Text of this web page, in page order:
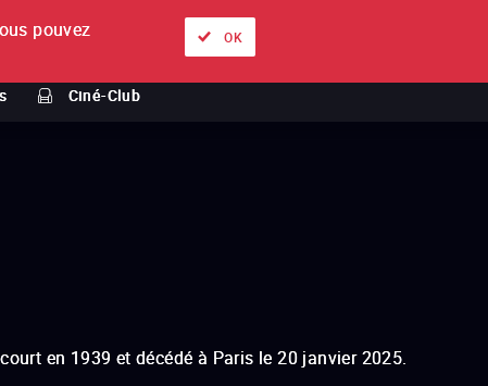
Ciné-Club
À propos Nos offres
en 1939 et décédé à Paris le 20 janvier 2025.
pouvez
OK